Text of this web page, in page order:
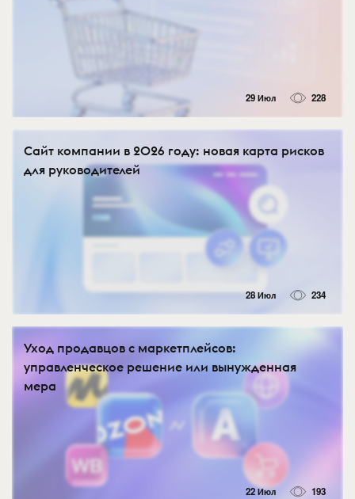
29 Июл 228
Сайт компании в 2026 году: новая карта рисков
для руководителей
28 Июл 234
Уход продавцов с маркетплейсов:
управленческое решение или вынужденная
мера
22 Июл 193